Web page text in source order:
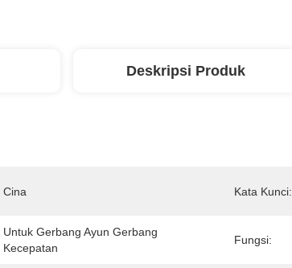
Deskripsi Produk
Cina Kata Kunci:
Untuk Gerbang Ayun Gerbang
Kecepatan
Fungsi: